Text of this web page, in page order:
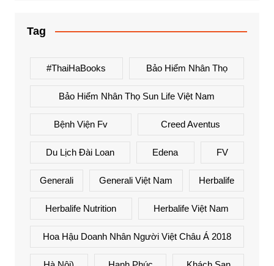
Tag
#ThaiHaBooks Bảo Hiểm Nhân Thọ
Bảo Hiểm Nhân Thọ Sun Life Việt Nam
Bệnh Viện Fv Creed Aventus
Du Lịch Đài Loan Edena FV
Generali Generali Việt Nam Herbalife
Herbalife Nutrition Herbalife Việt Nam
Hoa Hậu Doanh Nhân Người Việt Châu Á 2018